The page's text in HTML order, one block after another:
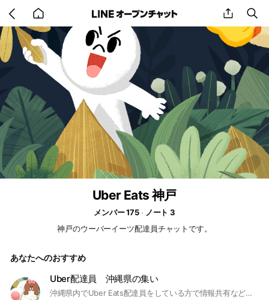
back
to
home
share
Uber Eats 神戸
メンバー 175
ノート 3
神戸のウーバーイーツ配達員チャットです。
あなたへのおすすめ
Uber配達員 沖縄県の集い
沖縄県内でUber Eats配達員をしている方で情報共有などしていきましょう！！ 出前館やWolt配達員も歓迎！ これから始めようとしている方も大歓迎です！ #Uber #Uber Eats #フードデリバリー #出前館 #wolt #沖縄県 #配達員